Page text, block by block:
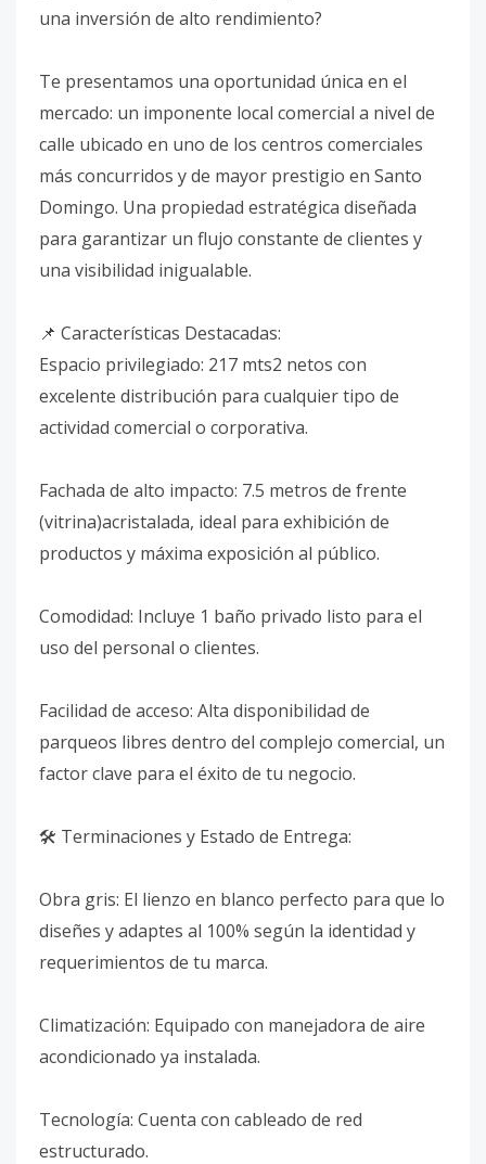
una inversión de alto rendimiento?
Te presentamos una oportunidad única en el
mercado: un imponente local comercial a nivel de
calle ubicado en uno de los centros comerciales
más concurridos y de mayor prestigio en Santo
Domingo. Una propiedad estratégica diseñada
para garantizar un flujo constante de clientes y
una visibilidad inigualable.
📌 Características Destacadas:
Espacio privilegiado: 217 mts2 netos con
excelente distribución para cualquier tipo de
actividad comercial o corporativa.
Fachada de alto impacto: 7.5 metros de frente
(vitrina)acristalada, ideal para exhibición de
productos y máxima exposición al público.
Comodidad: Incluye 1 baño privado listo para el
uso del personal o clientes.
Facilidad de acceso: Alta disponibilidad de
parqueos libres dentro del complejo comercial, un
factor clave para el éxito de tu negocio.
🛠️ Terminaciones y Estado de Entrega:
Obra gris: El lienzo en blanco perfecto para que lo
diseñes y adaptes al 100% según la identidad y
requerimientos de tu marca.
Climatización: Equipado con manejadora de aire
acondicionado ya instalada.
Tecnología: Cuenta con cableado de red
estructurado.